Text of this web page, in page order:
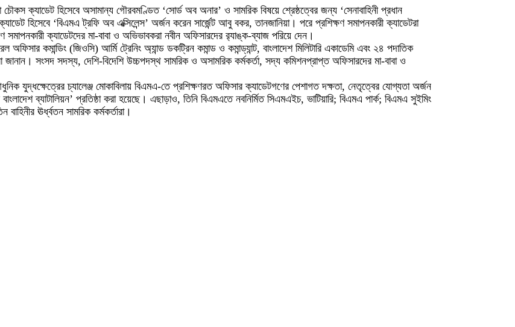
ক্যাডেট হিসেবে অসামান্য গৌরবমণ্ডিত ‘সোর্ড অব অনার’ ও সামরিক বিষয়ে শ্রেষ্ঠত্বের জন্য ‘সেনাবাহিনী প্রধান
হিসেবে ‘বিএমএ ট্রফি অব এক্সিলেন্স’ অর্জন করেন সার্জেন্ট আবু বকর, তানজানিয়া। পরে প্রশিক্ষণ সমাপনকারী ক্যাডেটরা
ক্যাডেটদের মা-বাবা ও অভিভাবকরা নবীন অফিসারদের র‍্যাঙ্ক-ব্যাজ পরিয়ে দেন।
কমান্ডিং (জিওসি) আর্মি ট্রেনিং অ্যান্ড ডকট্রিন কমান্ড ও কমান্ড্যান্ট, বাংলাদেশ মিলিটারি একাডেমি এবং ২৪ পদাতিক
জানান। সংসদ সদস্য, দেশি-বিদেশি উচ্চপদস্থ সামরিক ও অসামরিক কর্মকর্তা, সদ্য কমিশনপ্রাপ্ত অফিসারদের মা-বাবা ও
যুদ্ধক্ষেত্রের চ্যালেঞ্জ মোকাবিলায় বিএমএ-তে প্রশিক্ষণরত অফিসার ক্যাডেটগণের পেশাগত দক্ষতা, নেতৃত্বের যোগ্যতা অর্জন
ব্যাটালিয়ন’ প্রতিষ্ঠা করা হয়েছে। এছাড়াও, তিনি বিএমএতে নবনির্মিত সিএমএইচ, ভাটিয়ারি; বিএমএ পার্ক; বিএমএ সুইমিং
ঊর্ধ্বতন সামরিক কর্মকর্তারা।